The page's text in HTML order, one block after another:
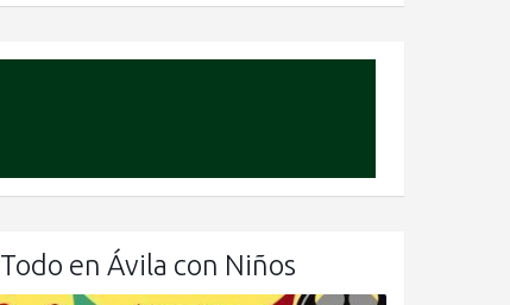
Todo en Ávila con Niños